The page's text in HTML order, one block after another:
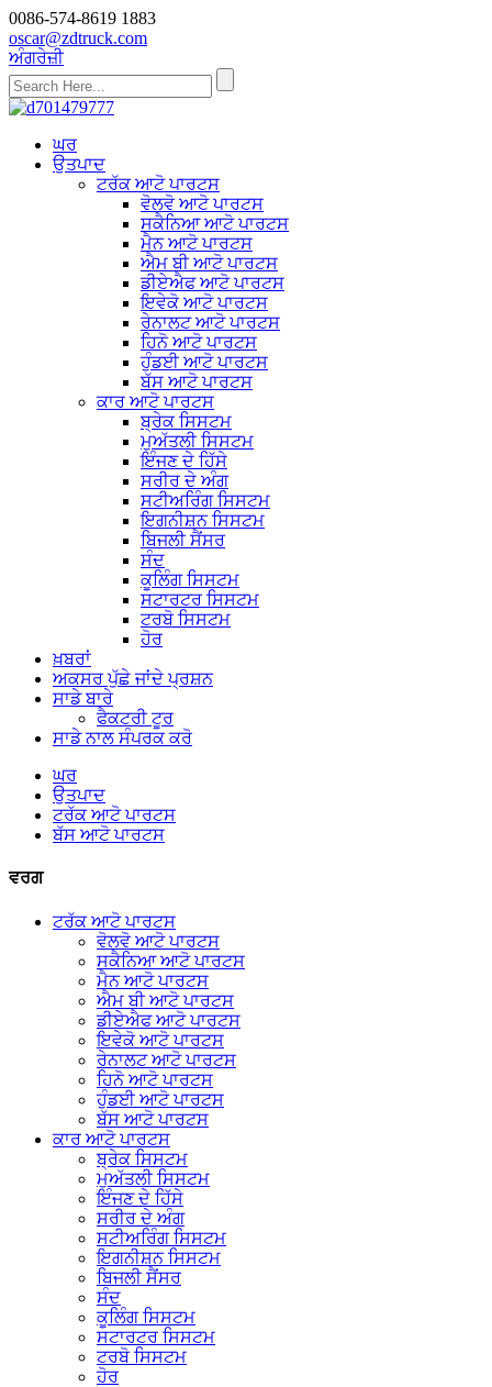
0086-574-8619 1883
oscar@zdtruck.com
ਅੰਗਰੇਜ਼ੀ
ਘਰ
ਉਤਪਾਦ
ਟਰੱਕ ਆਟੋ ਪਾਰਟਸ
ਵੋਲਵੋ ਆਟੋ ਪਾਰਟਸ
ਸਕੈਨਿਆ ਆਟੋ ਪਾਰਟਸ
ਮੈਨ ਆਟੋ ਪਾਰਟਸ
ਐਮ ਬੀ ਆਟੋ ਪਾਰਟਸ
ਡੀਏਐਫ ਆਟੋ ਪਾਰਟਸ
ਇਵੇਕੋ ਆਟੋ ਪਾਰਟਸ
ਰੇਨਾਲਟ ਆਟੋ ਪਾਰਟਸ
ਹਿਨੋ ਆਟੋ ਪਾਰਟਸ
ਹੁੰਡਈ ਆਟੋ ਪਾਰਟਸ
ਬੱਸ ਆਟੋ ਪਾਰਟਸ
ਕਾਰ ਆਟੋ ਪਾਰਟਸ
ਬ੍ਰੇਕ ਸਿਸਟਮ
ਮੁਅੱਤਲੀ ਸਿਸਟਮ
ਇੰਜਣ ਦੇ ਹਿੱਸੇ
ਸਰੀਰ ਦੇ ਅੰਗ
ਸਟੀਅਰਿੰਗ ਸਿਸਟਮ
ਇਗਨੀਸ਼ਨ ਸਿਸਟਮ
ਬਿਜਲੀ ਸੈਂਸਰ
ਸੰਦ
ਕੂਲਿੰਗ ਸਿਸਟਮ
ਸਟਾਰਟਰ ਸਿਸਟਮ
ਟਰਬੋ ਸਿਸਟਮ
ਹੋਰ
ਖ਼ਬਰਾਂ
ਅਕਸਰ ਪੁੱਛੇ ਜਾਂਦੇ ਪ੍ਰਸ਼ਨ
ਸਾਡੇ ਬਾਰੇ
ਫੈਕਟਰੀ ਟੂਰ
ਸਾਡੇ ਨਾਲ ਸੰਪਰਕ ਕਰੋ
ਘਰ
ਉਤਪਾਦ
ਟਰੱਕ ਆਟੋ ਪਾਰਟਸ
ਬੱਸ ਆਟੋ ਪਾਰਟਸ
ਵਰਗ
ਟਰੱਕ ਆਟੋ ਪਾਰਟਸ
ਵੋਲਵੋ ਆਟੋ ਪਾਰਟਸ
ਸਕੈਨਿਆ ਆਟੋ ਪਾਰਟਸ
ਮੈਨ ਆਟੋ ਪਾਰਟਸ
ਐਮ ਬੀ ਆਟੋ ਪਾਰਟਸ
ਡੀਏਐਫ ਆਟੋ ਪਾਰਟਸ
ਇਵੇਕੋ ਆਟੋ ਪਾਰਟਸ
ਰੇਨਾਲਟ ਆਟੋ ਪਾਰਟਸ
ਹਿਨੋ ਆਟੋ ਪਾਰਟਸ
ਹੁੰਡਈ ਆਟੋ ਪਾਰਟਸ
ਬੱਸ ਆਟੋ ਪਾਰਟਸ
ਕਾਰ ਆਟੋ ਪਾਰਟਸ
ਬ੍ਰੇਕ ਸਿਸਟਮ
ਮੁਅੱਤਲੀ ਸਿਸਟਮ
ਇੰਜਣ ਦੇ ਹਿੱਸੇ
ਸਰੀਰ ਦੇ ਅੰਗ
ਸਟੀਅਰਿੰਗ ਸਿਸਟਮ
ਇਗਨੀਸ਼ਨ ਸਿਸਟਮ
ਬਿਜਲੀ ਸੈਂਸਰ
ਸੰਦ
ਕੂਲਿੰਗ ਸਿਸਟਮ
ਸਟਾਰਟਰ ਸਿਸਟਮ
ਟਰਬੋ ਸਿਸਟਮ
ਹੋਰ